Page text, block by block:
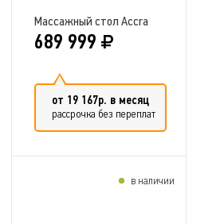
Массажный стол Accra
689 999
от 19 167р. в месяц
рассрочка без переплат
в наличии